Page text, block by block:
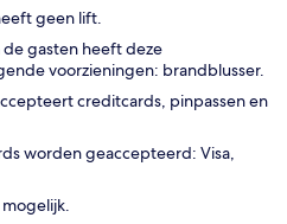
geen lift.
gasten heeft deze
voorzieningen: brandblusser.
creditcards, pinpassen en
worden geaccepteerd: Visa,